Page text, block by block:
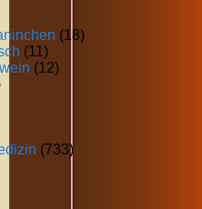
(18)
(11)
(12)
(733)